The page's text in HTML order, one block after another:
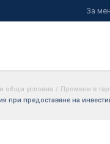
За мен
общи условия / Промени в
при предоставяне на